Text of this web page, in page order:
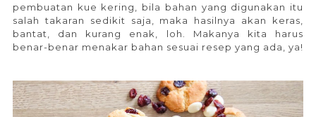
pembuatan kue kering, bila bahan yang digunakan itu
salah takaran sedikit saja, maka hasilnya akan keras,
bantat, dan kurang enak, loh. Makanya kita harus
benar-benar menakar bahan sesuai resep yang ada, ya!